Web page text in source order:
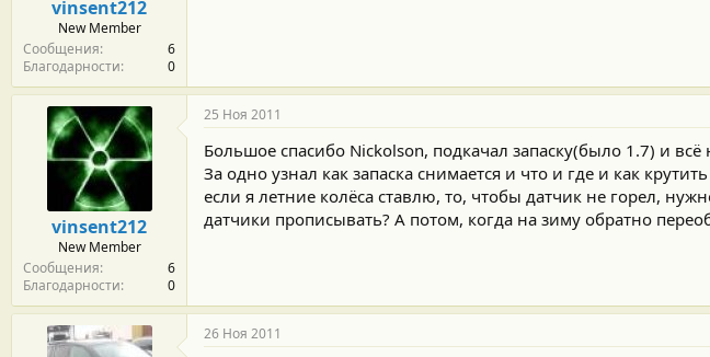
vinsent212
New Member
Сообщения
6
Благодарности
0
vinsent212
New Member
Сообщения
6
Благодарности
0
25 Ноя 2011
Большое спасибо Nickolson, подкачал запаску(было 1.7) и всё
За одно узнал как запаска снимается и что и где и как
если я летние колёса ставлю, то, чтобы датчик не горел,
датчики прописывать? А потом, когда на зиму обратно
26 Ноя 2011